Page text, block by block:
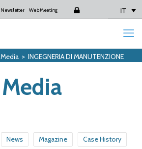
Newsletter Web Meeting IT
Media> INGEGNERIA DI MANUTENZIONE
Media
News Magazine Case History